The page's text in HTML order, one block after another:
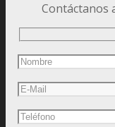
Contáctanos